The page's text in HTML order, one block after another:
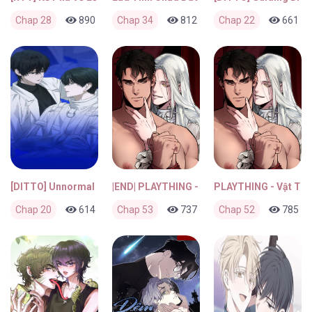
Chap 28 890 1 3 giờ trước
Chap 34 812 0 4 giờ trước
Chap 22 661
[DITTO] Unnormal
Chap 20 614 0 1 tuần trước
|END| PLAYTHING - Vật Tiêu Khiển Của Vị
Chap 53 737 0 3 tuần trước
PLAYTHING - Vật
Chap 52 785